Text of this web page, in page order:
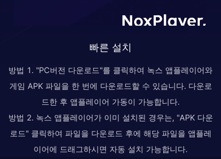
빠른 설치
방법 1. "PC버전 다운로드"를 클릭하여 녹스 앱플레이어와
게임 APK 파일을 한 번에 다운로드할 수 있습니다. 다운로
드한 후 앱플레이어 가동이 가능합니다.
방법 2. 녹스 앱플레이어가 이미 설치된 경우는, "APK 다운
로드" 클릭하여 파일을 다운로드 후에 해당 파일을 앱플레
이어에 드래그하시면 자동 설치 가능합니다.